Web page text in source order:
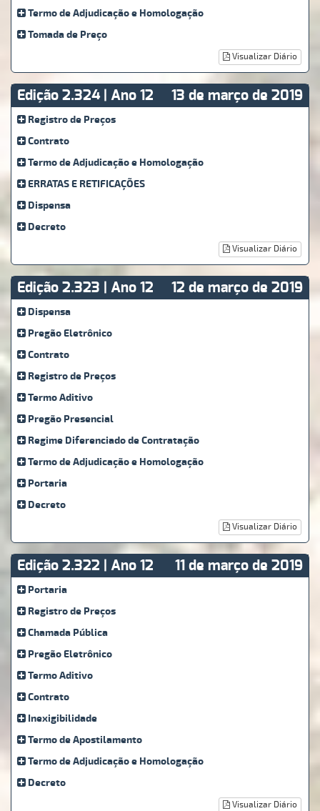
Termo de Adjudicação e Homologação
Tomada de Preço
Visualizar Diário
Edição 2.324 | Ano 12 13 de março de 2019
Registro de Preços
Contrato
Termo de Adjudicação e Homologação
ERRATAS E RETIFICAÇÕES
Dispensa
Decreto
Visualizar Diário
Edição 2.323 | Ano 12 12 de março de 2019
Dispensa
Pregão Eletrônico
Contrato
Registro de Preços
Termo Aditivo
Pregão Presencial
Regime Diferenciado de Contratação
Termo de Adjudicação e Homologação
Portaria
Decreto
Visualizar Diário
Edição 2.322 | Ano 12 11 de março de 2019
Portaria
Registro de Preços
Chamada Pública
Pregão Eletrônico
Termo Aditivo
Contrato
Inexigibilidade
Termo de Apostilamento
Termo de Adjudicação e Homologação
Decreto
Visualizar Diário